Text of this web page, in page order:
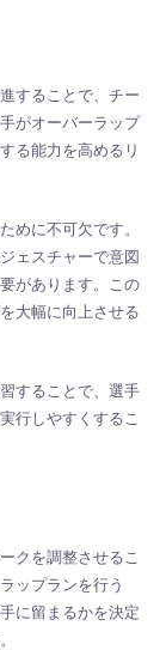
することで、チー
がオーバーラップ
る能力を高めるリ
めに不可欠です。
ェスチャーで意図
があります。この
大幅に向上させる
することで、選手
行しやすくするこ
クを調整させるこ
ップランを行う
に留まるかを決定